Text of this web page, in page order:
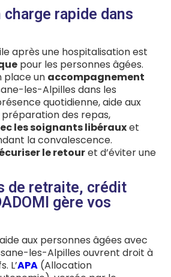
charge rapide dans
après une hospitalisation est
pour les personnes âgées.
place un accompagnement
les-Alpilles dans les
quotidienne, aide aux
des repas,
les soignants libérauxet
la convalescence.
le retouret d’éviter une
de retraite, crédit
gère vos
aux personnes âgées avec
les-Alpilles ouvrent droit à
L’APA (Allocation